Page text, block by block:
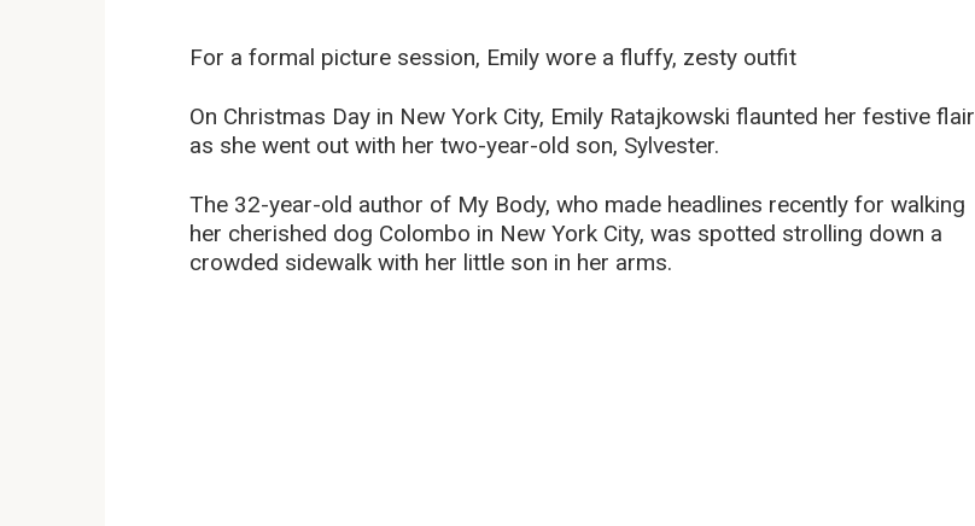
For a formal picture session, Emily wore a fluffy, zesty outfit
On Christmas Day in New York City, Emily Ratajkowski flaunted her festive flair
as she went out with her two-year-old son, Sylvester.
The 32-year-old author of My Body, who made headlines recently for walking
her cherished dog Colombo in New York City, was spotted strolling down a
crowded sidewalk with her little son in her arms.